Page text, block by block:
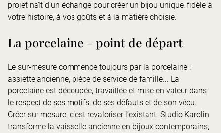
projet naît d’un échange pour créer un bijou unique, fidèle à
votre histoire, à vos goûts et à la matière choisie.
La porcelaine - point de départ
Le sur-mesure commence toujours par la porcelaine :
assiette ancienne, pièce de service de famille... La
porcelaine est découpée, travaillée et mise en valeur dans
le respect de ses motifs, de ses défauts et de son vécu.
Créer sur mesure, c’est revaloriser l’existant. Studio Karolin
transforme la vaisselle ancienne en bijoux contemporains,